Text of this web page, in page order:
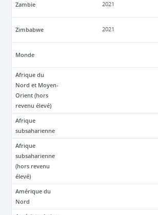
Zambie 2021
Zimbabwe 2021
Monde
Afrique du
Nord et Moyen-
Orient (hors
revenu élevé)
Afrique
subsaharienne
Afrique
subsaharienne
(hors revenu
élevé)
Amérique du
Nord